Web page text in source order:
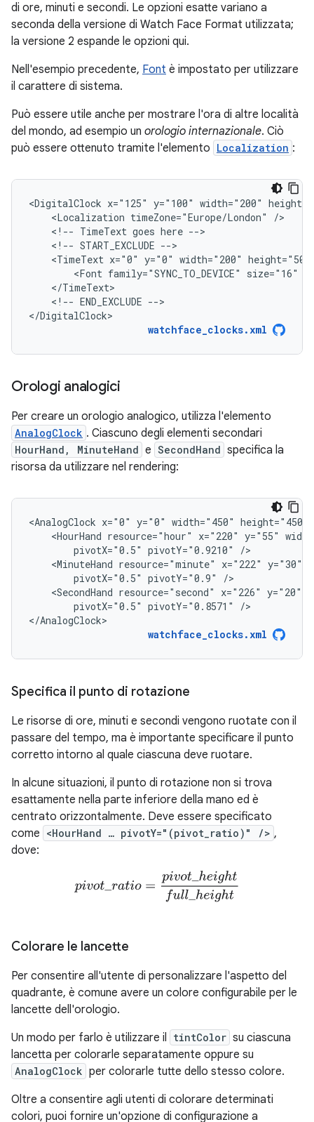
di ore, minuti e secondi. Le opzioni esatte variano a
seconda della versione di Watch Face Format utilizzata;
la versione 2 espande le opzioni qui.
Nell'esempio precedente, Font è impostato per utilizzare
il carattere di sistema.
Può essere utile anche per mostrare l'ora di altre località
del mondo, ad esempio un orologio internazionale. Ciò
può essere ottenuto tramite l'elemento Localization :
<DigitalClock x="125" y="100" width="200"
<Localization timeZone="Europe/London"
<!-- TimeText goes here
<!-- START_EXCLUDE
<TimeText x="0" y="0" width="200" height="50"
<Font family="SYNC_TO_DEVICE"
size="16"
<!-- END_EXCLUDE -->
</DigitalClock>
watchface_clocks.xml
Orologi analogici
Per creare un orologio analogico, utilizza l'elemento
AnalogClock . Ciascuno degli elementi secondari
HourHand, MinuteHand e SecondHand specifica la
risorsa da utilizzare nel rendering:
<AnalogClock x="0" y="0" width="450"
<HourHand resource="hour" x="220" y="55"
pivotX="0.5" pivotY="0.9210"
<MinuteHand resource="minute" x="222" y="30"
pivotX="0.5" pivotY="0.9"
<SecondHand resource="second" x="226" y="20"
pivotX="0.5" pivotY="0.8571"
/>
</AnalogClock>
watchface_clocks.xml
Specifica il punto di rotazione
Le risorse di ore, minuti e secondi vengono ruotate con il
passare del tempo, ma è importante specificare il punto
corretto intorno al quale ciascuna deve ruotare.
In alcune situazioni, il punto di rotazione non si trova
esattamente nella parte inferiore della mano ed è
centrato orizzontalmente. Deve essere specificato
come <HourHand … pivotY="(pivot_ratio)" /> ,
dove:
v _ o = t_heightull_heig
Colorare le lancette
Per consentire all'utente di personalizzare l'aspetto del
quadrante, è comune avere un colore configurabile per le
lancette dell'orologio.
Un modo per farlo è utilizzare il tintColor su ciascuna
lancetta per colorarle separatamente oppure su
AnalogClock per colorarle tutte dello stesso colore.
Oltre a consentire agli utenti di colorare determinati
colori, puoi fornire un'opzione di configurazione a